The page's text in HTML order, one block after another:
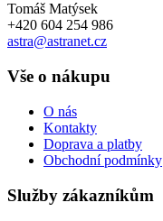
Tomáš Matýsek
+420 604 254 986
astra@astranet.cz
Vše o nákupu
O nás
Kontakty
Doprava a platby
Obchodní podmínky
Služby zákazníkům